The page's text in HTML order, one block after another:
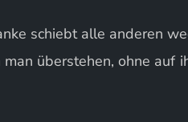
schiebt alle anderen
überstehen, ohne auf